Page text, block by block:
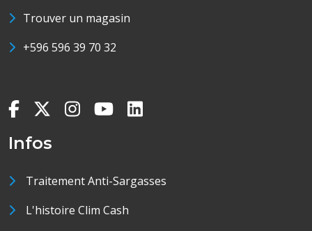
Trouver un magasin
+596 596 39 70 32
Infos
Traitement Anti-Sargasses
L'histoire Clim Cash